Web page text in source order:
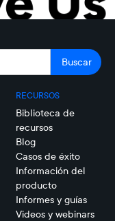
RECURSOS
Biblioteca de
recursos
Blog
Casos de éxito
Información del
producto
Informes y guías
Videos y webinars